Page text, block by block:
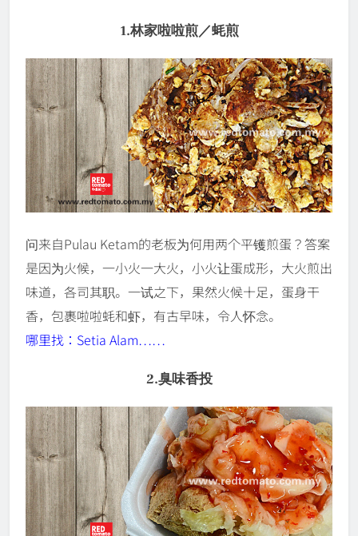
1.林家啦啦煎／蚝煎
问来自Pulau Ketam的老板为何用两个平镬煎蛋？答案
是因为火候，一小火一大火，小火让蛋成形，大火煎出
味道，各司其职。一试之下，果然火候十足，蛋身干
香，包裹啦啦蚝和虾，有古早味，令人怀念。
哪里找：Setia Alam……
2.臭味香投